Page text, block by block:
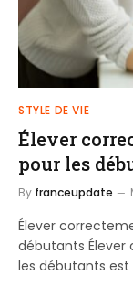
STYLE DE VIE
Élever
pour les
By franceupdate
Élever
débutants
les débutants est